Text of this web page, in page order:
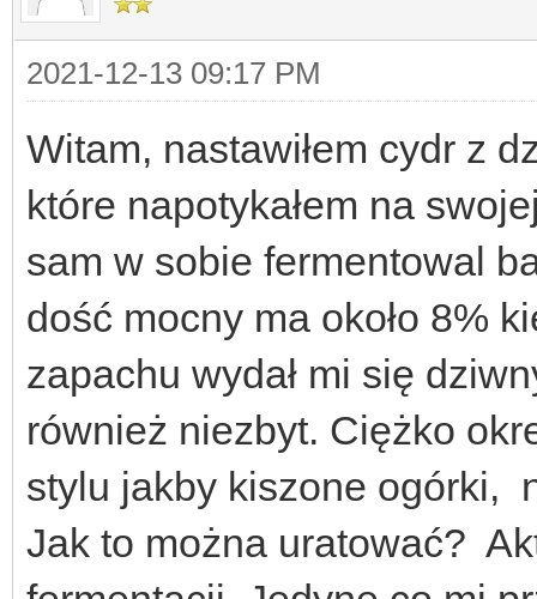
2021-12-13 09:17 PM
Witam, nastawiłem cydr z
które napotykałem na
sam w sobie fermentowal
dość mocny ma około 8%
zapachu wydał mi się
również niezbyt. Ciężko
stylu jakby kiszone ogórki,
Jak to można uratować?